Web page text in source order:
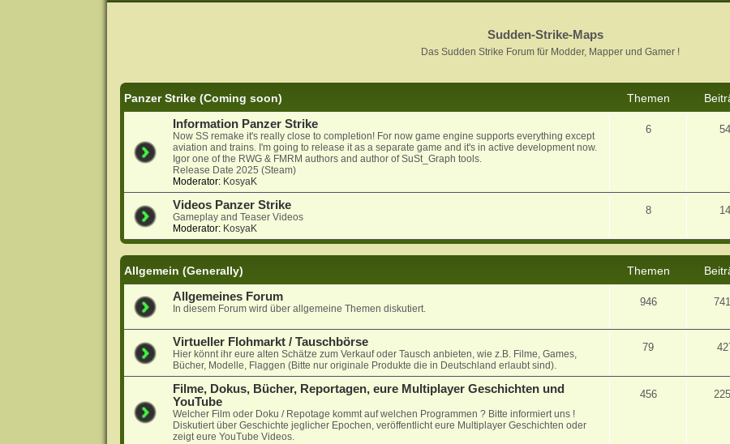
Sudden-Strike-Maps
Das Sudden Strike Forum für Modder, Mapper und Gamer !
Panzer Strike (Coming soon) Themen
Information Panzer Strike
Now SS remake it's really close to completion! For now game engine supports everything except
aviation and trains. I'm going to release it as a separate game and it's in active development now.
Igor one of the RWG & FMRM authors and author of SuSt_Graph tools.
Release Date 2025 (Steam)
Moderator: KosyaK
6 54
Videos Panzer Strike
Gameplay and Teaser Videos
Moderator: KosyaK
8 14
Allgemein (Generally) Themen
Allgemeines Forum
In diesem Forum wird über allgemeine Themen diskutiert.
946
Virtueller Flohmarkt / Tauschbörse
Hier könnt ihr eure alten Schätze zum Verkauf oder Tausch anbieten, wie z.B. Filme, Games,
Bücher, Modelle, Flaggen (Bitte nur originale Produkte die in Deutschland erlaubt sind).
79
Filme, Dokus, Bücher, Reportagen, eure Multiplayer Geschichten und
YouTube
Welcher Film oder Doku / Repotage kommt auf welchen Programmen ? Bitte informiert uns !
Diskutiert über Geschichte jeglicher Epochen, veröffentlicht eure Multiplayer Geschichten oder
zeigt eure YouTube Videos.
456